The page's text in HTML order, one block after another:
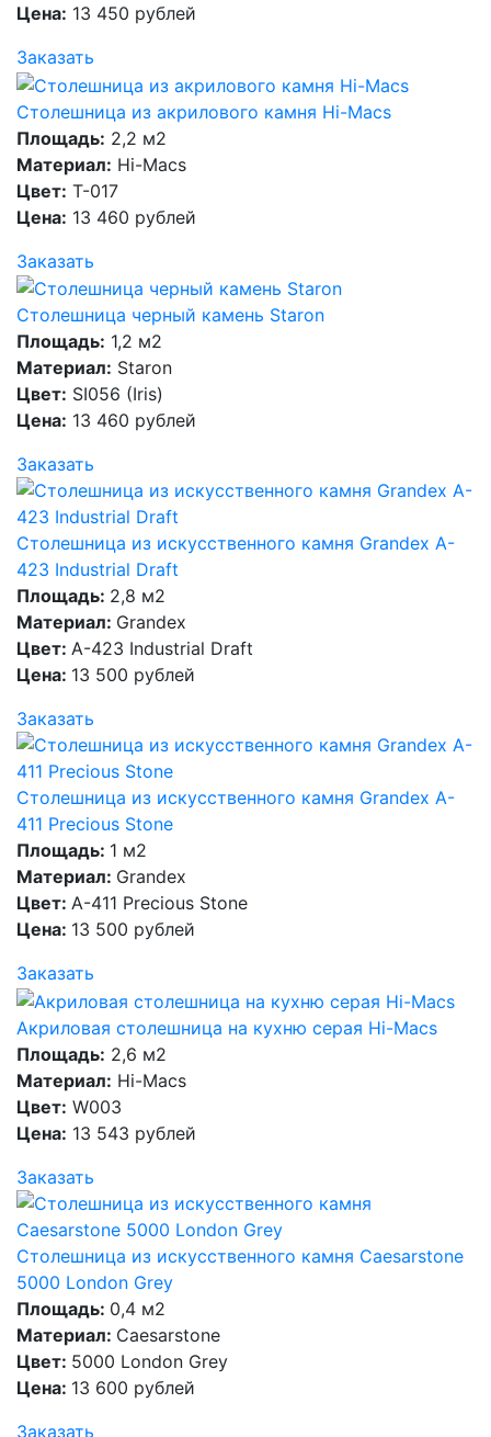
Цена: 13 450 рублей
Заказать
Столешница из акрилового камня Hi-Macs
Площадь: 2,2 м2
Материал: Hi-Macs
Цвет: T-017
Цена: 13 460 рублей
Заказать
Столешница черный камень Staron
Площадь: 1,2 м2
Материал: Staron
Цвет: SI056 (Iris)
Цена: 13 460 рублей
Заказать
Столешница из искусственного камня Grandex A-
423 Industrial Draft
Площадь: 2,8 м2
Материал: Grandex
Цвет: A-423 Industrial Draft
Цена: 13 500 рублей
Заказать
Столешница из искусственного камня Grandex A-
411 Precious Stone
Площадь: 1 м2
Материал: Grandex
Цвет: A-411 Precious Stone
Цена: 13 500 рублей
Заказать
Акриловая столешница на кухню серая Hi-Macs
Площадь: 2,6 м2
Материал: Hi-Macs
Цвет: W003
Цена: 13 543 рублей
Заказать
Столешница из искусственного камня Caesarstone
5000 London Grey
Площадь: 0,4 м2
Материал: Caesarstone
Цвет: 5000 London Grey
Цена: 13 600 рублей
Заказать